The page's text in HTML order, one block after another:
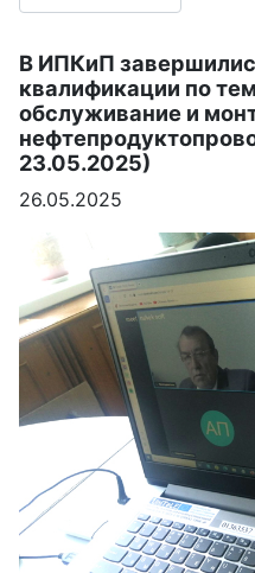
В ИПКиП
квалификации по
обслуживание и
23.05.2025)
26.05.2025